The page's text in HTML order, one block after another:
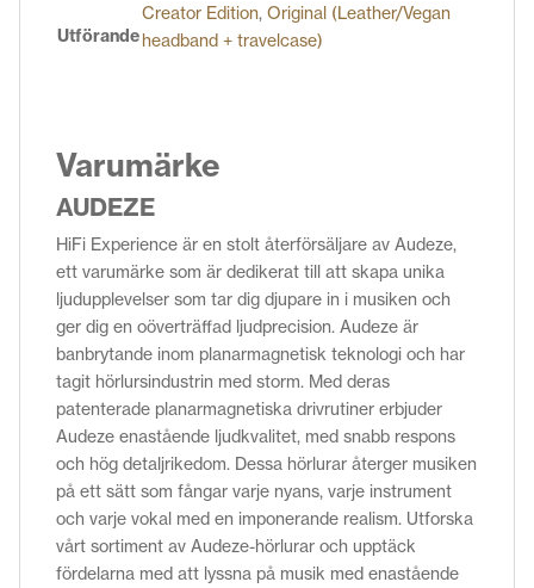
Utförande
Creator Edition, Original (Leather/Vegan
headband + travelcase)
Varumärke
AUDEZE
HiFi Experience är en stolt återförsäljare av Audeze,
ett varumärke som är dedikerat till att skapa unika
ljudupplevelser som tar dig djupare in i musiken och
ger dig en oöverträffad ljudprecision. Audeze är
banbrytande inom planarmagnetisk teknologi och har
tagit hörlursindustrin med storm. Med deras
patenterade planarmagnetiska drivrutiner erbjuder
Audeze enastående ljudkvalitet, med snabb respons
och hög detaljrikedom. Dessa hörlurar återger musiken
på ett sätt som fångar varje nyans, varje instrument
och varje vokal med en imponerande realism. Utforska
vårt sortiment av Audeze-hörlurar och upptäck
fördelarna med att lyssna på musik med enastående